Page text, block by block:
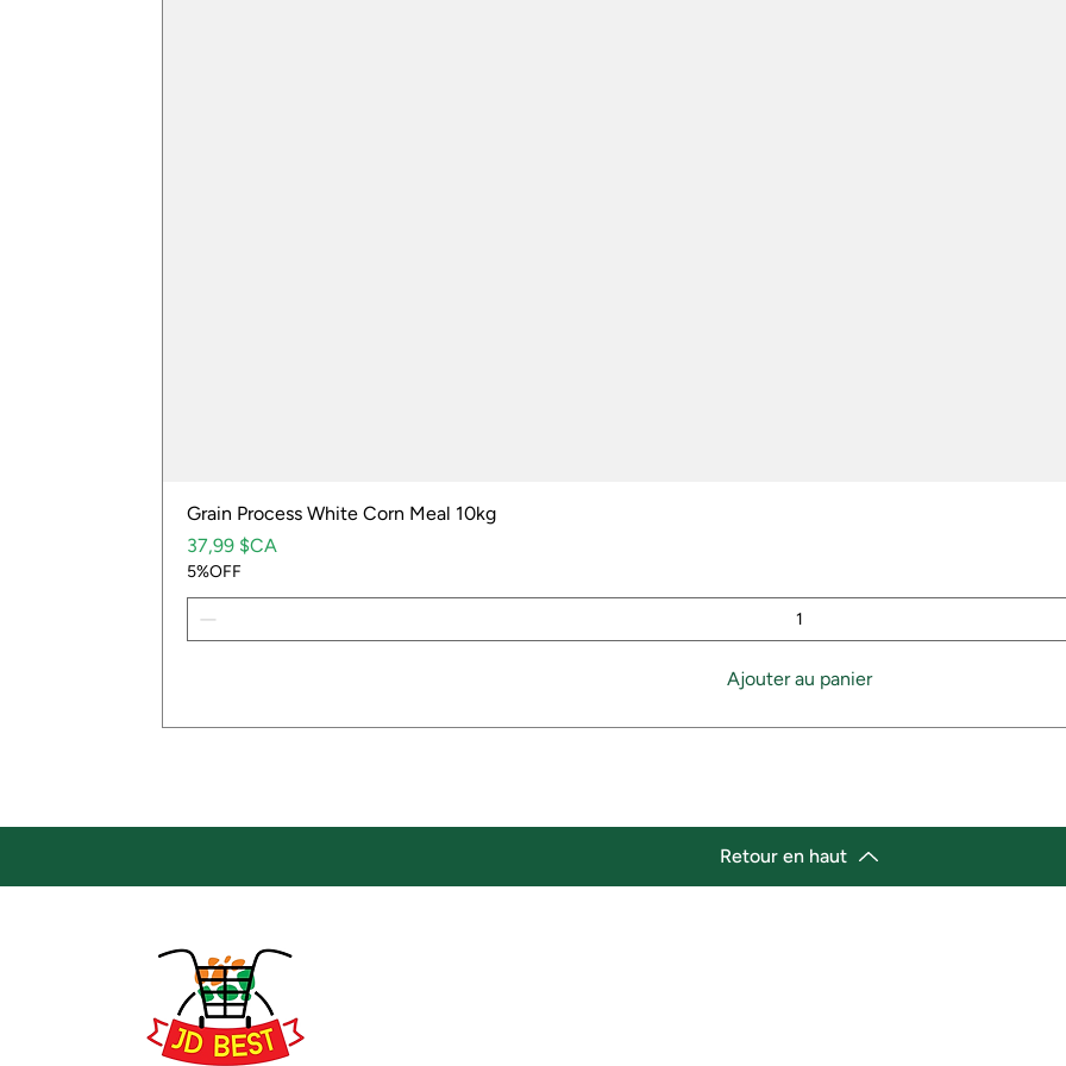
Grain Process White Corn Meal 10kg
Prix
37,99 $CA
5%OFF
Ajouter au panier
Retour en haut